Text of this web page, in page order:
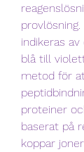
indikeras
blå till
metod för
proteiner
baserat på
koppar